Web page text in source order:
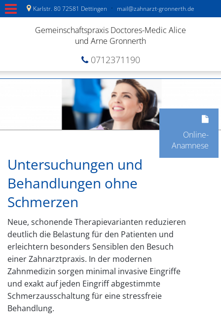
Online-
Anamnese
Karlstr. 80 72581 Dettingen · mail@zahnarzt-gronnerth.de
Gemeinschaftspraxis Doctores-Medic Alice
und Arne Gronnerth
0712371190
Untersuchungen und
Behandlungen ohne
Schmerzen
Neue, schonende Therapievarianten reduzieren
deutlich die Belastung für den Patienten und
erleichtern besonders Sensiblen den Besuch
einer Zahnarztpraxis. In der modernen
Zahnmedizin sorgen minimal invasive Eingriffe
und exakt auf jeden Eingriff abgestimmte
Schmerzausschaltung für eine stressfreie
Behandlung.